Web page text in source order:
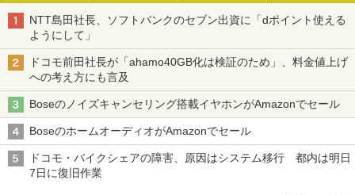
NTT島田社長、ソフトバンクのセブン出資に「dポイント使える
ようにして」
ドコモ前田社長が「ahamo40GB化は検証のため」、料金値上げ
への考え方にも言及
Boseのノイズキャンセリング搭載イヤホンがAmazonでセール
BoseのホームオーディオがAmazonでセール
ドコモ・バイクシェアの障害、原因はシステム移行 都内は明日
7日に復旧作業